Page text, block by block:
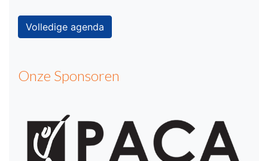
Volledige agenda
Onze Sponsoren